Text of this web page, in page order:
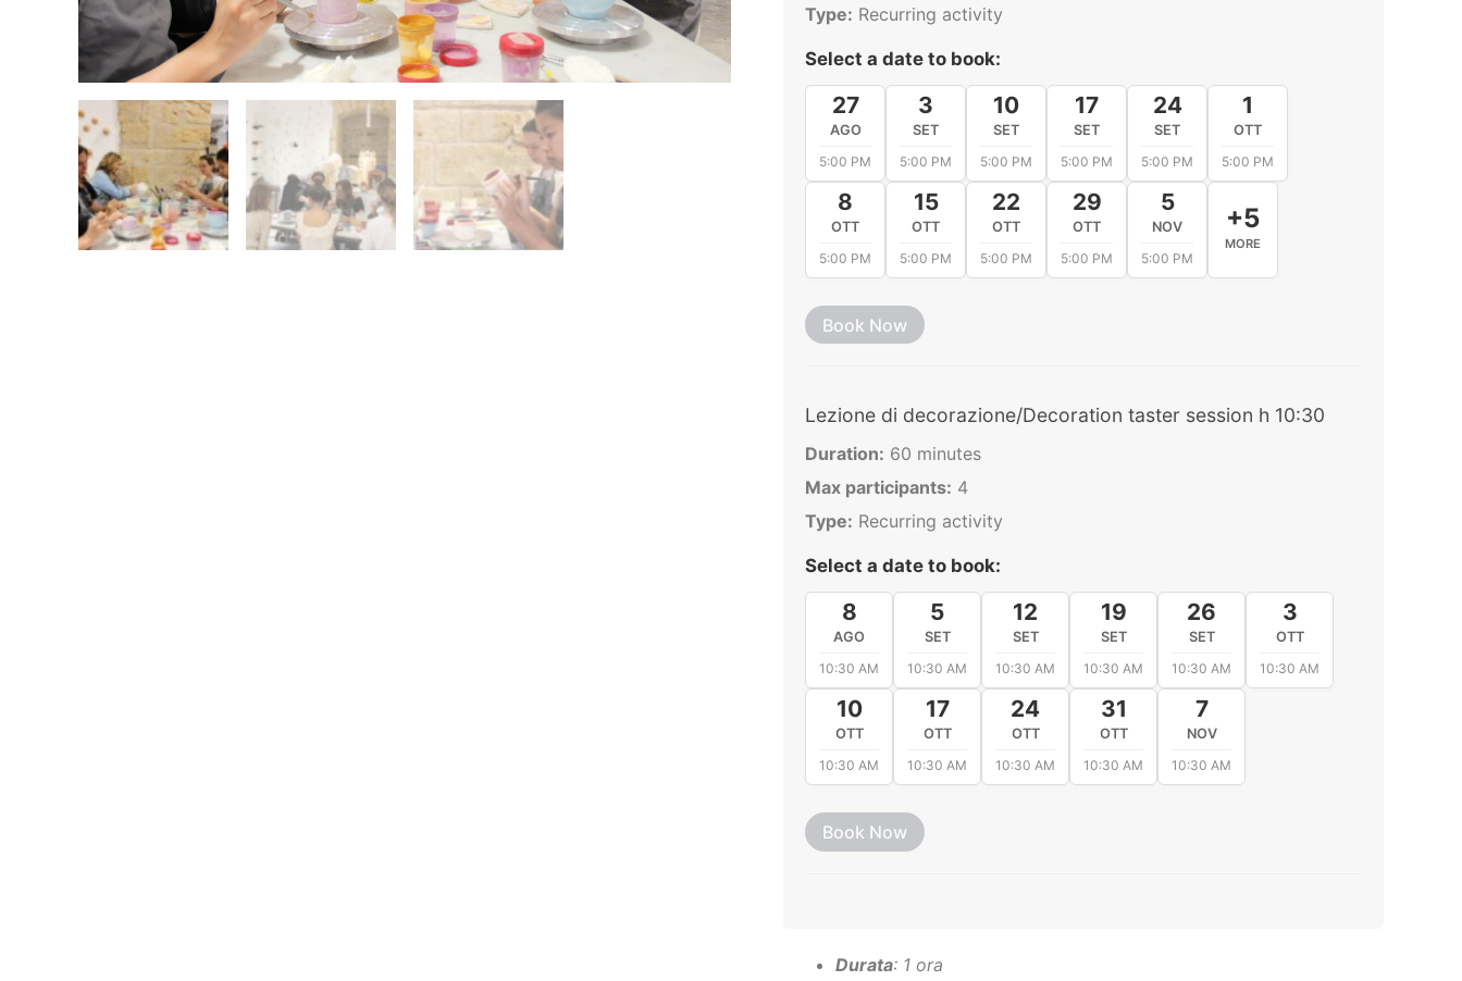
Type:Recurring activity
Select a date to book:
27
AGO
5:00 PM
3
SET
5:00 PM
10
SET
5:00 PM
17
SET
5:00 PM
24
SET
5:00 PM
1
OTT
5:00 PM
8
OTT
5:00 PM
15
OTT
5:00 PM
22
OTT
5:00 PM
29
OTT
5:00 PM
5
NOV
5:00 PM
+5
MORE
Book Now
Lezione di decorazione/Decoration taster session h 10:30
Duration:60 minutes
Max participants:4
Type:Recurring activity
Select a date to book:
8
AGO
10:30 AM
5
SET
10:30 AM
12
SET
10:30 AM
19
SET
10:30 AM
26
SET
10:30 AM
3
OTT
10:30 AM
10
OTT
10:30 AM
17
OTT
10:30 AM
24
OTT
10:30 AM
31
OTT
10:30 AM
7
NOV
10:30 AM
Book Now
Durata: 1 ora
Firstname * Lastname *
Phone Language
terms and conditions *